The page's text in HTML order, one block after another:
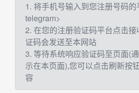
1. 将手机号输入到您注册号码的
telegram>
2. 在您的注册验证码平台点击
证码会发送至本网站
3. 等待系统响应验证码至页面(
示在本页面),您可以点击刷新按
容